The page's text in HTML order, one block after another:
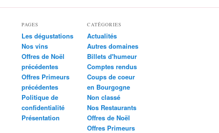
PAGES
Les dégustations
Nos vins
Offres de Noël
précédentes
Offres Primeurs
précédentes
Politique de
confidentialité
Présentation
CATÉGORIES
Actualités
Autres domaines
Billets d'humeur
Comptes rendus
Coups de coeur
en Bourgogne
Non classé
Nos Restaurants
Offres de Noël
Offres Primeurs